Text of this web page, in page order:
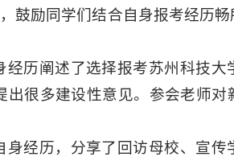
鼓励同学们结合自身报考经历
经历阐述了选择报考苏州科技
出很多建设性意见。参会老师
身经历，分享了回访母校、宣